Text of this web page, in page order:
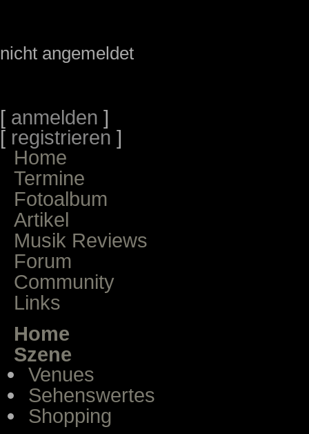
nicht angemeldet
[ anmelden ]
[ registrieren ]
Home
Termine
Fotoalbum
Artikel
Musik Reviews
Forum
Community
Links
Home
Szene
Venues
Sehenswertes
Shopping